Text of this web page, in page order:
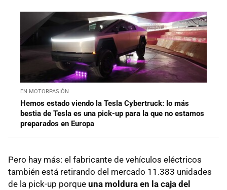
EN MOTORPASIÓN
Hemos estado viendo la Tesla Cybertruck: lo más
bestia de Tesla es una pick-up para la que no estamos
preparados en Europa
Pero hay más: el fabricante de vehículos eléctricos
también está retirando del mercado 11.383 unidades
de la pick-up porque una moldura en la caja del